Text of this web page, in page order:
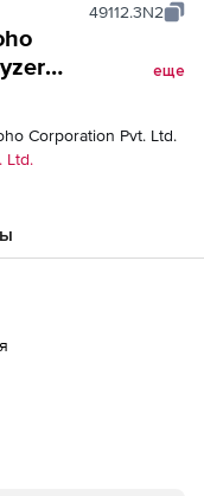
49112.3N2
50 Devices
еще
Corporation Pvt. Ltd.
Ltd.